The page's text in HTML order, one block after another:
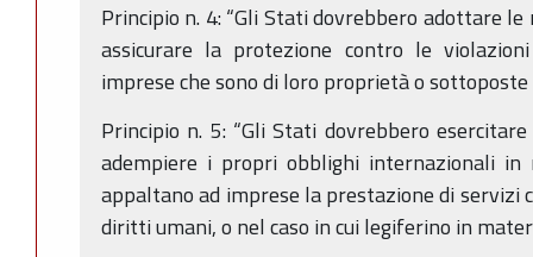
Principio n. 4: “Gli Stati dovrebbero adottare
assicurare la protezione contro le
imprese che sono di loro proprietà o
Principio n. 5: “Gli Stati dovrebbero
adempiere i propri obblighi internazionali
appaltano ad imprese la prestazione di servizi
diritti umani, o nel caso in cui legiferino in